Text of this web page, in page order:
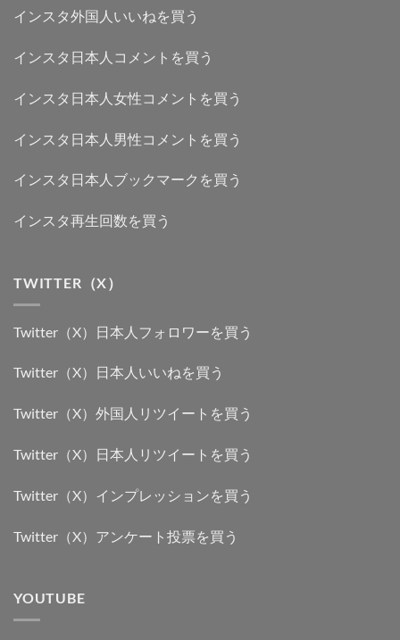
インスタ外国人いいねを買う
インスタ日本人コメントを買う
インスタ日本人女性コメントを買う
インスタ日本人男性コメントを買う
インスタ日本人ブックマークを買う
インスタ再生回数を買う
TWITTER（X）
Twitter（X）日本人フォロワーを買う
Twitter（X）日本人いいねを買う
Twitter（X）外国人リツイートを買う
Twitter（X）日本人リツイートを買う
Twitter（X）インプレッションを買う
Twitter（X）アンケート投票を買う
YOUTUBE